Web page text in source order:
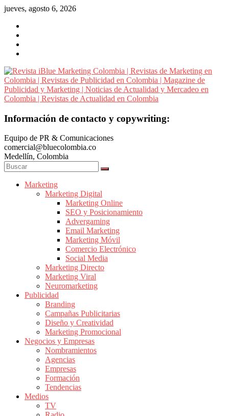
Saltar
contenido
jueves, agosto 6, 2026
Revista
Marketing
Colombia
|
Revistas
Marketing
Publicidad
Colombia
Magazine
Publicidad
Marketing
Noticias
Actualidad
Información de contacto y copywriting:
Equipo de PR & Comunicaciones
comercial@bluecolombia.co
Medellín, Colombia
Marketing
Marketing Digital
Marketing Online
SEO y Posicionamiento
Advergaming
Email Marketing
Marketing Móvil
Comercio Electrónico
Social Media
Marketing Directo
Marketing Viral
Neuromarketing
Publicidad
Branding
Campañas Publicitarias
Diseño y Creatividad
Marketing Promocional
Negocios y Empresas
Nombramientos
Agencias
Empresas
Formación
Tendencias
Medios
TV